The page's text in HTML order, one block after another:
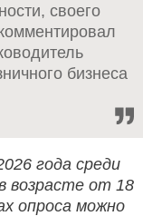
своего
бизнеса
года среди
возрасте от 18
опроса можно